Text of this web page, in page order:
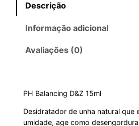
i
g
Descrição
Informação adicional
Avaliações (0)
PH Balancing D&Z 15ml
Desidratador de unha natural que
umidade, age como